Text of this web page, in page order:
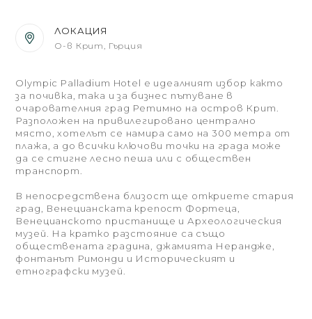
ЛОКАЦИЯ
О-в Крит, Гърция
Olympic Palladium Hotel е идеалният избор както
за почивка, така и за бизнес пътуване в
очарователния град Ретимно на остров Крит.
Разположен на привилегировано централно
място, хотелът се намира само на 300 метра от
плажа, а до всички ключови точки на града може
да се стигне лесно пеша или с обществен
транспорт.
В непосредствена близост ще откриете стария
град, Венецианската крепост Фортеца,
Венецианското пристанище и Археологическия
музей. На кратко разстояние са също
обществената градина, джамията Нерандже,
фонтанът Римонди и Историческият и
етнографски музей.